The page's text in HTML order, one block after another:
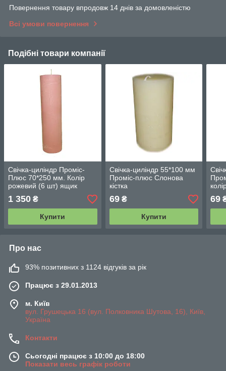
Повернення товару впродовж 14 днів за домовленістю
Всі умови повернення
Подібні товари компанії
Свічка-циліндр Проміс-
Плюс 70*250 мм. Колір
рожевий (6 шт) ящик
1 350 ₴
Купити
Свічка-циліндр 55*100 мм
Проміс-плюс Слонова
кістка
69₴
Купити
69
Про нас
93% позитивних з 1124 відгуків за рік
Працює з 29.01.2013
м. Київ
вул. Грушецька 16 (вул. Полковника Шутова, 16), Київ,
Україна
Контакти
Сьогодні працює з 10:00 до 18:00
Показати весь графік роботи